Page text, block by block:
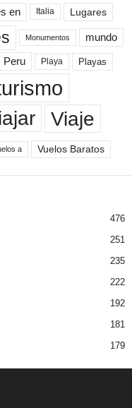
en Italia Lugares
Monumentos mundo
Peru Playa Playas
Viaje
a Vuelos Baratos
476
251
235
222
192
181
179